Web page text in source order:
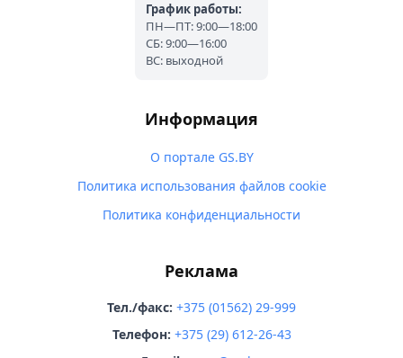
График работы:
ПН—ПТ: 9:00—18:00
СБ: 9:00—16:00
ВС: выходной
Информация
О портале GS.BY
Политика использования файлов cookie
Политика конфиденциальности
Реклама
Тел./факс: +375 (01562) 29-999
Телефон: +375 (29) 612-26-43